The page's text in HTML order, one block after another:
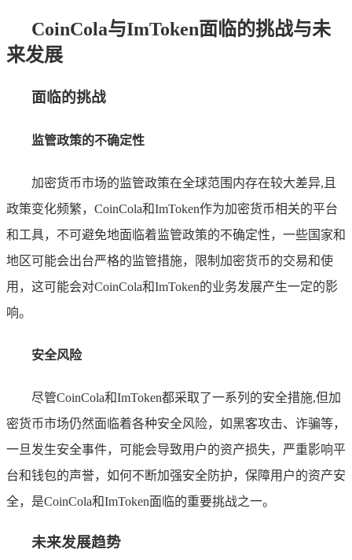
CoinCola与ImToken面临的挑战与未
来发展
面临的挑战
监管政策的不确定性
加密货币市场的监管政策在全球范围内存在较大差异,且
政策变化频繁，CoinCola和ImToken作为加密货币相关的平台
和工具，不可避免地面临着监管政策的不确定性，一些国家和
地区可能会出台严格的监管措施，限制加密货币的交易和使
用，这可能会对CoinCola和ImToken的业务发展产生一定的影
响。
安全风险
尽管CoinCola和ImToken都采取了一系列的安全措施,但加
密货币市场仍然面临着各种安全风险，如黑客攻击、诈骗等，
一旦发生安全事件，可能会导致用户的资产损失，严重影响平
台和钱包的声誉，如何不断加强安全防护，保障用户的资产安
全，是CoinCola和ImToken面临的重要挑战之一。
未来发展趋势